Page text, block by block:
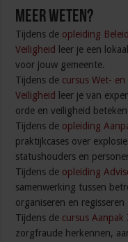
Meer weten?
Tijdens de opleiding
Veiligheid
leer je een
voor jouw gemeente.
Tijdens de cursus Wet-
Veiligheid
leer je van
orde en veiligheid
Tijdens de opleiding
praktijkcases over
statushouders en
Tijdens de opleiding
samenwerking tussen
organiseren en regisseren
Tijdens de cursus
zorgfraude herkennen,